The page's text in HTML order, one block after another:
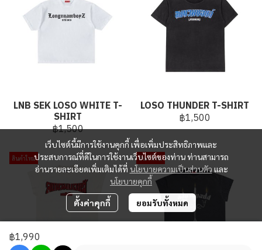
LNB SEK LOSO WHITE T-
SHIRT
฿1,500
LOSO THUNDER T-SHIRT
฿1,500
สินค้าใหม่ สินค้าใหม่
฿1,990
เว็บไซต์นี้มีการใช้งานคุกกี้ เพื่อเพิ่มประสิทธิภาพและ
ประสบการณ์ที่ดีในการใช้งานเว็บไซต์ของท่าน ท่านสามารถ
อ่านรายละเอียดเพิ่มเติมได้ที่ นโยบายความเป็นส่วนตัว และ
นโยบายคุกกี้
ตั้งค่าคุกกี้ ยอมรับทั้งหมด